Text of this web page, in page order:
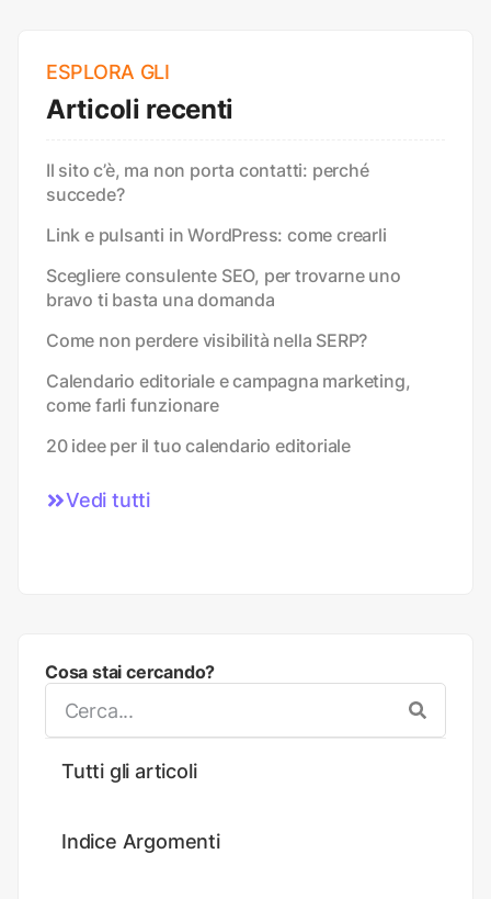
ESPLORA GLI
Articoli recenti
Il sito c’è, ma non porta contatti: perché
succede?
Link e pulsanti in WordPress: come crearli
Scegliere consulente SEO, per trovarne uno
bravo ti basta una domanda
Come non perdere visibilità nella SERP?
Calendario editoriale e campagna marketing,
come farli funzionare
20 idee per il tuo calendario editoriale
Vedi tutti
Cosa stai cercando?
Tutti gli articoli
Indice Argomenti